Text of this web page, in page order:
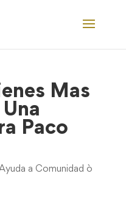
Mas
Paco
a Comunidad ò